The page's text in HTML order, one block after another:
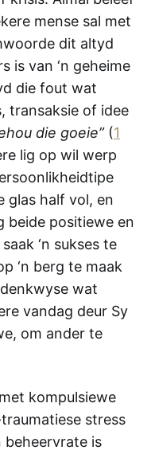
mense sal met
dit altyd
is van ‘n geheime
die fout wat
transaksie of idee
die goeie” (1
lig op wil werp
glas half vol, en
beide positiewe en
‘n sukses te
‘n berg te maak
wat
vandag deur Sy
om ander te
kompulsiewe
stress
is